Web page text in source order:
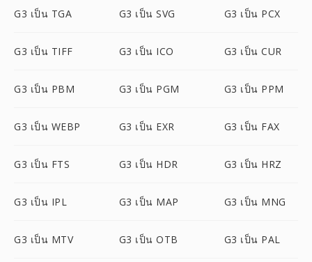
G3 เป็น TGA G3 เป็น SVG G3 เป็น PCX
G3 เป็น TIFF G3 เป็น ICO G3 เป็น CUR
G3 เป็น PBM G3 เป็น PGM G3 เป็น PPM
G3 เป็น WEBP G3 เป็น EXR G3 เป็น FAX
G3 เป็น FTS G3 เป็น HDR G3 เป็น HRZ
G3 เป็น IPL G3 เป็น MAP G3 เป็น MNG
G3 เป็น MTV G3 เป็น OTB G3 เป็น PAL